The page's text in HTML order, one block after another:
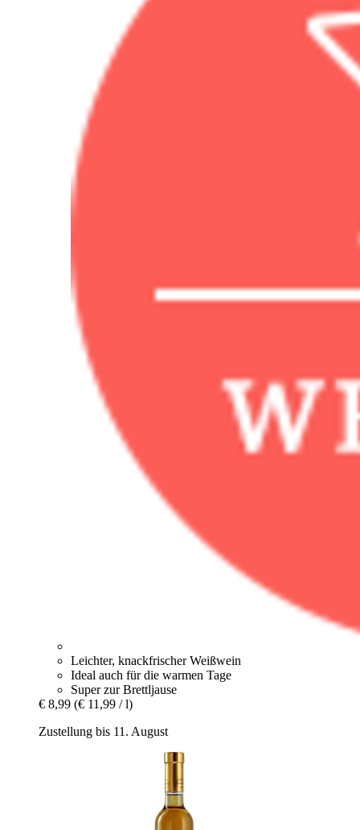
Leichter, knackfrischer Weißwein
Ideal auch für die warmen Tage
Super zur Brettljause
€ 8,99 (€ 11,99 / l)
Zustellung bis 11. August